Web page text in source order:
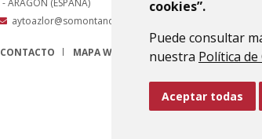
cookies”.
Puede consultar
nuestra Política de
Aceptar todas
aytoazlor@somontano.org
CONTACTO MAPA WEB AVISO LEGAL